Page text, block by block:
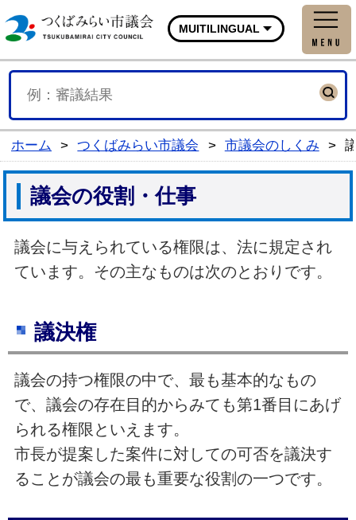
つくばみらい市議会公式
MUITILINGUAL
ホーム > つくばみらい市議会 > 市議会のしくみ >
議会の役割・仕事
議会に与えられている権限は、法に規定され
ています。その主なものは次のとおりです。
議決権
議会の持つ権限の中で、最も基本的なもの
で、議会の存在目的からみても第1番目にあげ
られる権限といえます。
市長が提案した案件に対しての可否を議決す
ることが議会の最も重要な役割の一つです。